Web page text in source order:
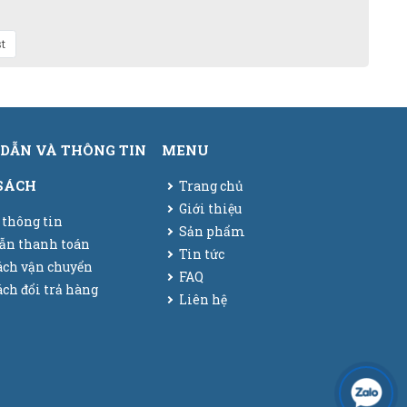
VÀ THÔNG TIN
thông tin
thanh toán
vận chuyển
đổi trả hàng
MENU
Trang chủ
Giới thiệu
Sản phẩm
Tin tức
FAQ
Liên hệ